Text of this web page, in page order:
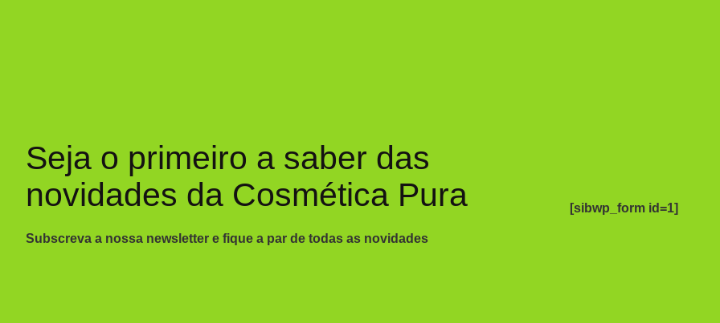
Seja o primeiro a saber das
novidades da Cosmética Pura
Subscreva a nossa newsletter e fique a par de todas as novidades
[sibwp_form id=1]